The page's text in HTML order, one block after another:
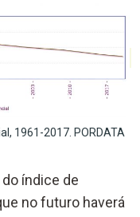
1961-2017. PORDATA
índice de
no futuro haverá